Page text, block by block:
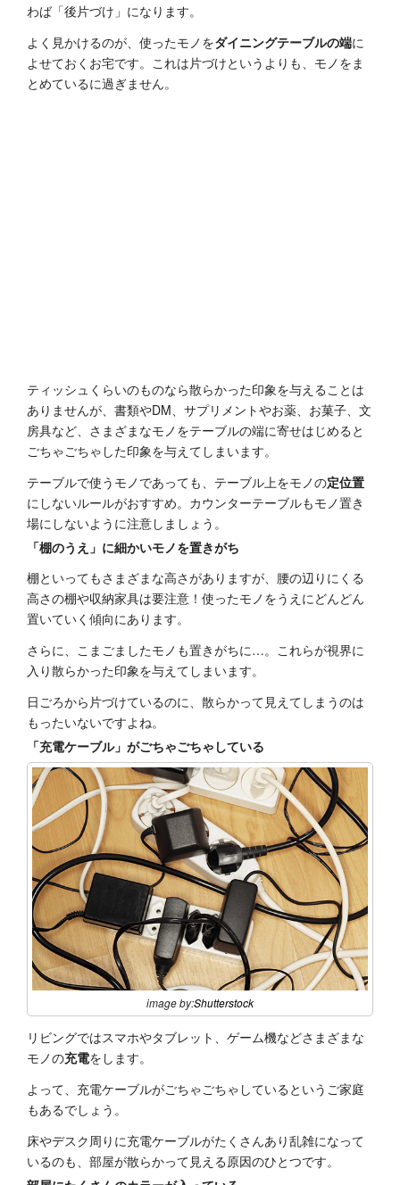
わば「後片づけ」になります。
よく見かけるのが、使ったモノをダイニングテーブルの端に
よせておくお宅です。これは片づけというよりも、モノをま
とめているに過ぎません。
ティッシュくらいのものなら散らかった印象を与えることは
ありませんが、書類やDM、サプリメントやお薬、お菓子、文
房具など、さまざまなモノをテーブルの端に寄せはじめると
ごちゃごちゃした印象を与えてしまいます。
テーブルで使うモノであっても、テーブル上をモノの定位置
にしないルールがおすすめ。カウンターテーブルもモノ置き
場にしないように注意しましょう。
「棚のうえ」に細かいモノを置きがち
棚といってもさまざまな高さがありますが、腰の辺りにくる
高さの棚や収納家具は要注意！使ったモノをうえにどんどん
置いていく傾向にあります。
さらに、こまごましたモノも置きがちに…。これらが視界に
入り散らかった印象を与えてしまいます。
日ごろから片づけているのに、散らかって見えてしまうのは
もったいないですよね。
「充電ケーブル」がごちゃごちゃしている
image by:Shutterstock
リビングではスマホやタブレット、ゲーム機などさまざまな
モノの充電をします。
よって、充電ケーブルがごちゃごちゃしているというご家庭
もあるでしょう。
床やデスク周りに充電ケーブルがたくさんあり乱雑になって
いるのも、部屋が散らかって見える原因のひとつです。